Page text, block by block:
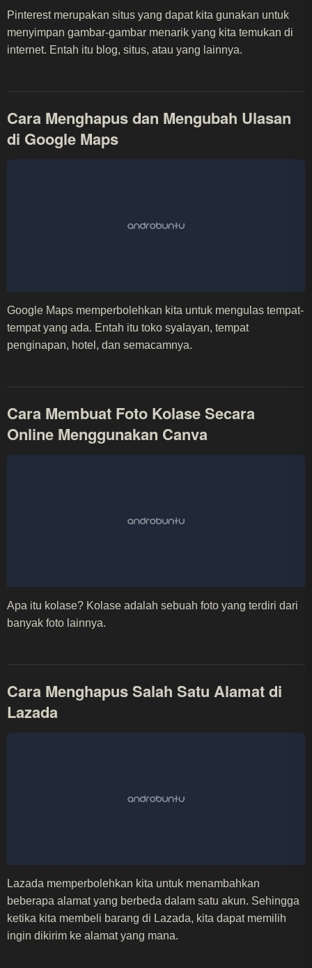
Pinterest merupakan situs yang dapat kita gunakan untuk
menyimpan gambar-gambar menarik yang kita temukan di
internet. Entah itu blog, situs, atau yang lainnya.
Cara Menghapus dan Mengubah Ulasan
di Google Maps
Google Maps memperbolehkan kita untuk mengulas tempat-
tempat yang ada. Entah itu toko syalayan, tempat
penginapan, hotel, dan semacamnya.
Cara Membuat Foto Kolase Secara
Online Menggunakan Canva
Apa itu kolase? Kolase adalah sebuah foto yang terdiri dari
banyak foto lainnya.
Cara Menghapus Salah Satu Alamat di
Lazada
Lazada memperbolehkan kita untuk menambahkan
beberapa alamat yang berbeda dalam satu akun. Sehingga
ketika kita membeli barang di Lazada, kita dapat memilih
ingin dikirim ke alamat yang mana.